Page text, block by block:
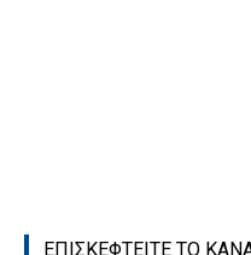
ΕΠΙΣΚΕΦΤΕΙΤΕ ΤΟ